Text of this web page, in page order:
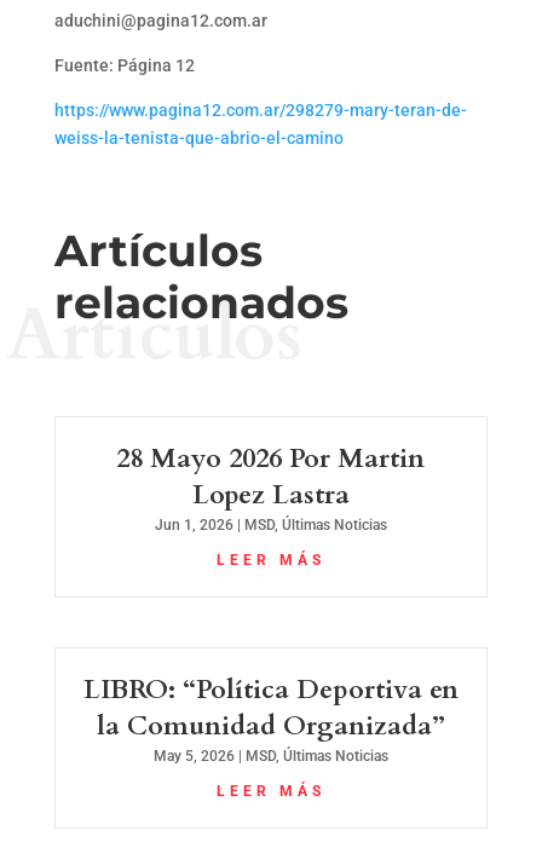
aduchini@pagina12.com.ar
Fuente: Página 12
https://www.pagina12.com.ar/298279-mary-teran-de-
weiss-la-tenista-que-abrio-el-camino
Artículos
relacionados
Artículos
28 Mayo 2026 Por Martin
Lopez Lastra
Jun 1, 2026| MSD, Últimas Noticias
LEER MÁS
LIBRO: “Política Deportiva en
la Comunidad Organizada”
May 5, 2026| MSD, Últimas Noticias
LEER MÁS